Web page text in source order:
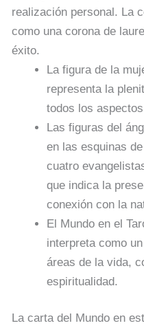
realización personal. La
como una corona de
éxito.
La figura de la
representa la
todos los
Las figuras del
en las esquinas
cuatro
que indica la
conexión con la
El Mundo en el
interpreta como
áreas de la vida,
espiritualidad.
La carta del Mundo en